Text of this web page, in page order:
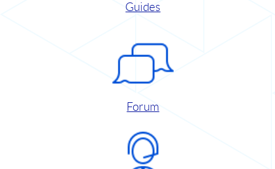
Guides
Forum